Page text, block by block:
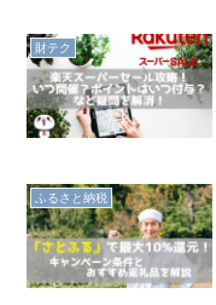
財テク
ふるさと納税